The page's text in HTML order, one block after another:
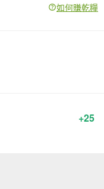
如何賺乾糧
+25